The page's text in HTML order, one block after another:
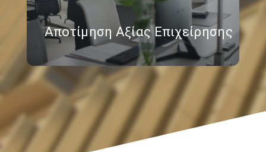
Αποτίμηση Αξίας Επιχείρησης